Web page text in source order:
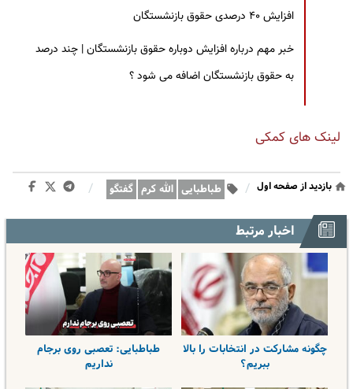
افزایش ۴۰ درصدی حقوق بازنشستگان
خبر مهم درباره افزایش دوباره حقوق بازنشستگان | چند درصد
به حقوق بازنشستگان اضافه می شود ؟
لینک های کمکی
بازدید از صفحه اول / طباطبایی الله کرم گفتگو /
اخبار مرتبط
چگونه مشارکت در انتخابات را بالا
ببریم؟
طباطبایی: تعصبی روی برجام
نداریم